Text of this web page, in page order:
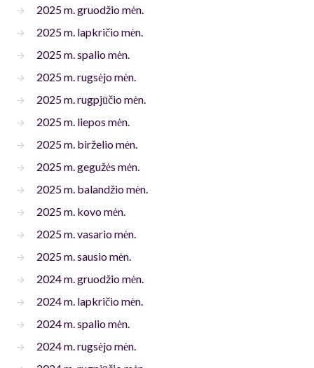
2025 m. gruodžio mėn.
2025 m. lapkričio mėn.
2025 m. spalio mėn.
2025 m. rugsėjo mėn.
2025 m. rugpjūčio mėn.
2025 m. liepos mėn.
2025 m. birželio mėn.
2025 m. gegužės mėn.
2025 m. balandžio mėn.
2025 m. kovo mėn.
2025 m. vasario mėn.
2025 m. sausio mėn.
2024 m. gruodžio mėn.
2024 m. lapkričio mėn.
2024 m. spalio mėn.
2024 m. rugsėjo mėn.